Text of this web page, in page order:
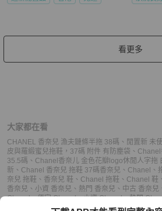
看更多
大家都在看
CHANEL 香奈兒 漁夫鏈條半拖 38碼 、 閒置新 未
皮與羅緞蜜兒拖鞋，37碼 附件 有防塵袋 、 Chanel
35.5碼 、 Chanel香奈儿 金色花瓣logo休閒人字拖
新 、 Chanel 香奈兒 拖鞋 37碼香奈兒 、 Chanel 、
奈兒 拖鞋 、 香奈兒 鞋 、 Chanel 拖鞋 、 Chanel 鞋 、
香奈兒 、 小資 香奈兒 、 熱門 香奈兒 、 中古 香奈兒
Chanel、便宜 Chanel、小資 Chanel、熱門
二手 拖鞋、 便宜 拖鞋、小資 拖鞋、 熱